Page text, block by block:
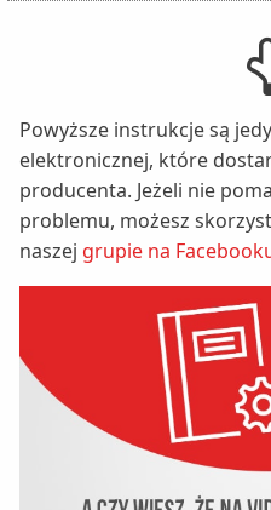
Powyższe instrukcje są
elektronicznej, które
producenta. Jeżeli nie
problemu, możesz
naszej grupie na